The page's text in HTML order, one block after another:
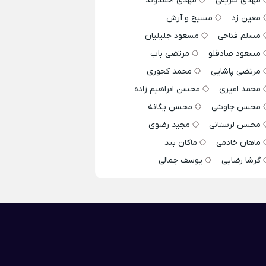
معین زد
مسیح و آرش
مسلم فتاحی
مسعود جلیلیان
مسعود صادقلو
مرتضی باب
مرتضی پاشایی
محمد کجوری
محمد امیری
محسن ابراهیم زاده
محسن چاوشی
محسن یگانه
محسن لرستانی
مجید رضوی
ماهان خادمی
ماکان بند
گرشا رضایی
یوسف جمالی